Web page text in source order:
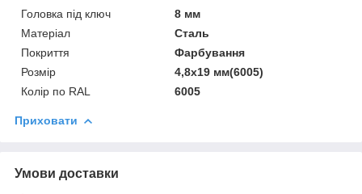
Головка під ключ
8 мм
Матеріал
Сталь
Покриття
Фарбування
Розмір
4,8х19 мм(6005)
Колір по RAL
6005
Приховати
Умови доставки